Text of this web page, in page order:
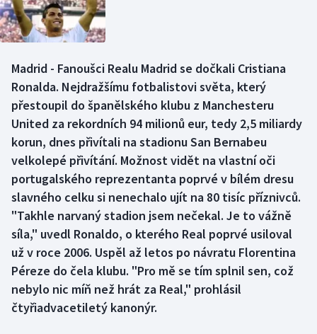
Biatlon
Boby a skeleton
Box
Curling
Dostihy
Florbal
Futsal
Gymnastika
Házená
Aplikace ČT sport
AZ kvíz
Madrid - Fanoušci Realu Madrid se dočkali Cristiana
Ronalda. Nejdražšímu fotbalistovi světa, který
přestoupil do španělského klubu z Manchesteru
United za rekordních 94 milionů eur, tedy 2,5 miliardy
korun, dnes přivítali na stadionu San Bernabeu
velkolepé přivítání. Možnost vidět na vlastní oči
portugalského reprezentanta poprvé v bílém dresu
slavného celku si nenechalo ujít na 80 tisíc příznivců.
"Takhle narvaný stadion jsem nečekal. Je to vážně
síla," uvedl Ronaldo, o kterého Real poprvé usiloval
už v roce 2006. Uspěl až letos po návratu Florentina
Péreze do čela klubu. "Pro mě se tím splnil sen, což
nebylo nic míň než hrát za Real," prohlásil
čtyřiadvacetiletý kanonýr.